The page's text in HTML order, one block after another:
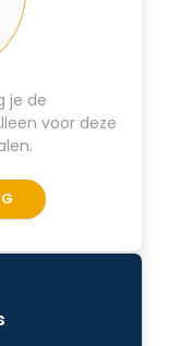
je de
voor deze